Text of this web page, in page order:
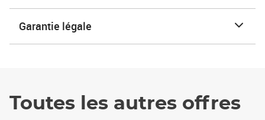
Garantie légale
Toutes les autres offres